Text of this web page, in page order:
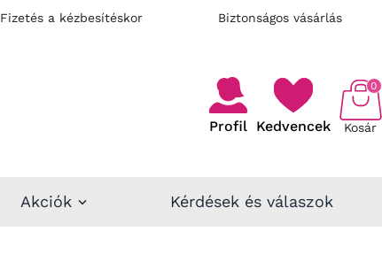
Fizetés a kézbesítéskor Biztonságos vásárlás
Profil Kedvencek Kosár
0
Akciók Kérdések és válaszok